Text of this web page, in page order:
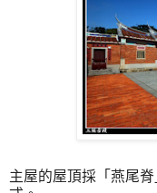
主屋的屋頂採「燕尾